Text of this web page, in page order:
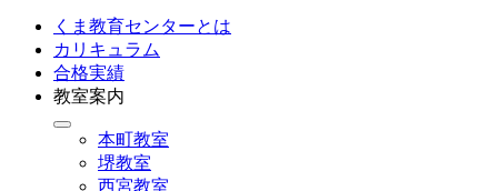
くま教育センターとは
カリキュラム
合格実績
教室案内
本町教室
堺教室
西宮教室